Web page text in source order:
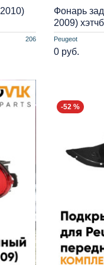
206 Peugeot
Фонарь
2009)
0 руб.
-52 %